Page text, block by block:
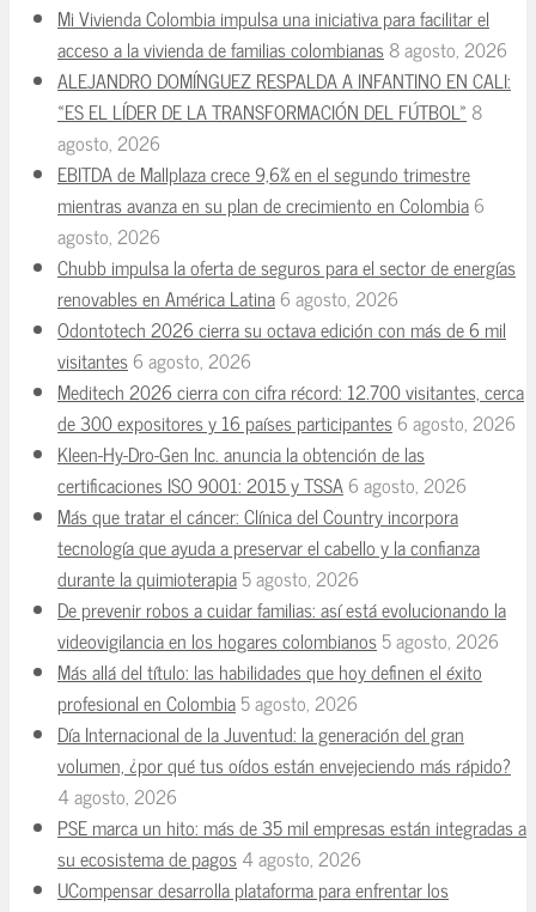
Mi Vivienda Colombia impulsa una iniciativa para facilitar el
acceso a la vivienda de familias colombianas8 agosto, 2026
ALEJANDRO DOMÍNGUEZ RESPALDA A INFANTINO EN CALI:
«ES EL LÍDER DE LA TRANSFORMACIÓN DEL FÚTBOL» 8
agosto, 2026
EBITDA de Mallplaza crece 9,6% en el segundo trimestre
mientras avanza en su plan de crecimiento en Colombia6
agosto, 2026
Chubb impulsa la oferta de seguros para el sector de energías
renovables en América Latina6 agosto, 2026
Odontotech 2026 cierra su octava edición con más de 6 mil
visitantes6 agosto, 2026
Meditech 2026 cierra con cifra récord: 12.700 visitantes, cerca
de 300 expositores y 16 países participantes6 agosto, 2026
Kleen-Hy-Dro-Gen Inc. anuncia la obtención de las
certificaciones ISO 9001: 2015 y TSSA6 agosto, 2026
Más que tratar el cáncer: Clínica del Country incorpora
tecnología que ayuda a preservar el cabello y la confianza
durante la quimioterapia5 agosto, 2026
De prevenir robos a cuidar familias: así está evolucionando la
videovigilancia en los hogares colombianos5 agosto, 2026
Más allá del título: las habilidades que hoy definen el éxito
profesional en Colombia5 agosto, 2026
Día Internacional de la Juventud: la generación del gran
volumen, ¿por qué tus oídos están envejeciendo más rápido?
4 agosto, 2026
PSE marca un hito: más de 35 mil empresas están integradas a
su ecosistema de pagos4 agosto, 2026
UCompensar desarrolla plataforma para enfrentar los